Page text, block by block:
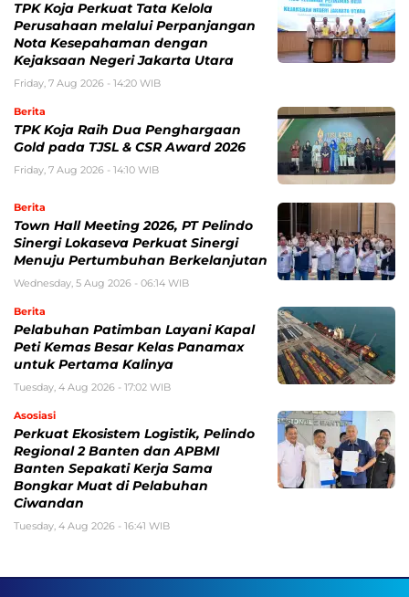
TPK Koja Perkuat Tata Kelola
Perusahaan melalui Perpanjangan
Nota Kesepahaman dengan
Kejaksaan Negeri Jakarta Utara
Friday, 7 Aug 2026 - 14:20 WIB
Berita
TPK Koja Raih Dua Penghargaan
Gold pada TJSL & CSR Award 2026
Friday, 7 Aug 2026 - 14:10 WIB
Berita
Town Hall Meeting 2026, PT Pelindo
Sinergi Lokaseva Perkuat Sinergi
Menuju Pertumbuhan Berkelanjutan
Wednesday, 5 Aug 2026 - 06:14 WIB
Berita
Pelabuhan Patimban Layani Kapal
Peti Kemas Besar Kelas Panamax
untuk Pertama Kalinya
Tuesday, 4 Aug 2026 - 17:02 WIB
Asosiasi
Perkuat Ekosistem Logistik, Pelindo
Regional 2 Banten dan APBMI
Banten Sepakati Kerja Sama
Bongkar Muat di Pelabuhan
Ciwandan
Tuesday, 4 Aug 2026 - 16:41 WIB